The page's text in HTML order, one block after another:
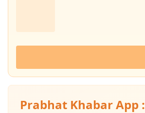
Prabhat Khabar App :